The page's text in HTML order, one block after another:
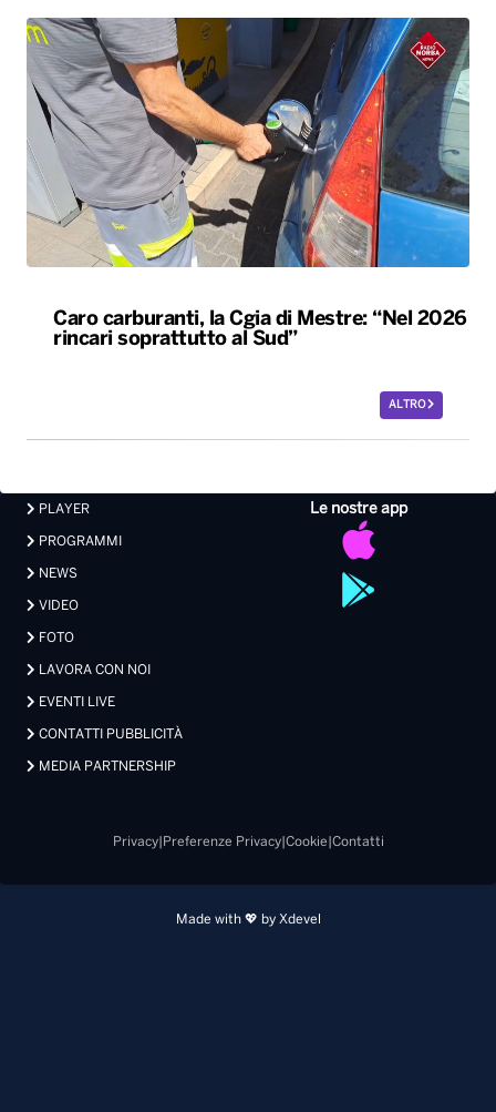
Caro carburanti, la Cgia di Mestre: “Nel 2026
rincari soprattutto al Sud”
ALTRO
Le nostre app
PLAYER
PROGRAMMI
NEWS
VIDEO
FOTO
LAVORA CON NOI
EVENTI LIVE
CONTATTI PUBBLICITÀ
MEDIA PARTNERSHIP
Privacy| Preferenze Privacy| Cookie Contatti
Made with 💖 by Xdevel